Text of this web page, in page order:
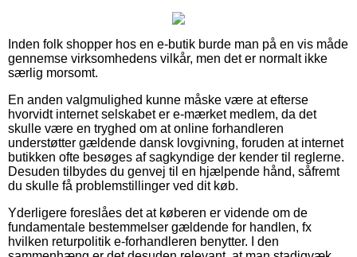
Inden folk shopper hos en e-butik burde man på en vis måde
gennemse virksomhedens vilkår, men det er normalt ikke
særlig morsomt.
En anden valgmulighed kunne måske være at efterse
hvorvidt internet selskabet er e-mærket medlem, da det
skulle være en tryghed om at online forhandleren
understøtter gældende dansk lovgivning, foruden at internet
butikken ofte besøges af sagkyndige der kender til reglerne.
Desuden tilbydes du genvej til en hjælpende hånd, såfremt
du skulle få problemstillinger ved dit køb.
Yderligere foreslåes det at køberen er vidende om de
fundamentale bestemmelser gældende for handlen, fx
hvilken returpolitik e-forhandleren benytter. I den